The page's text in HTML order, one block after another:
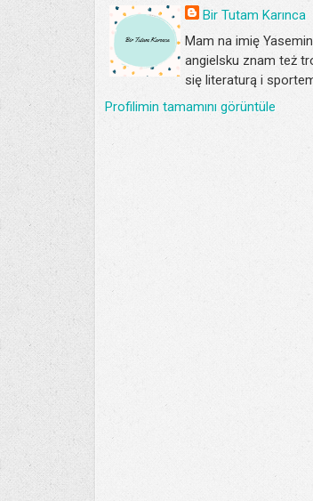
Bir Tutam Karınca
Mam na imię
angielsku znam też
się literaturą i
Profilimin tamamını görüntüle